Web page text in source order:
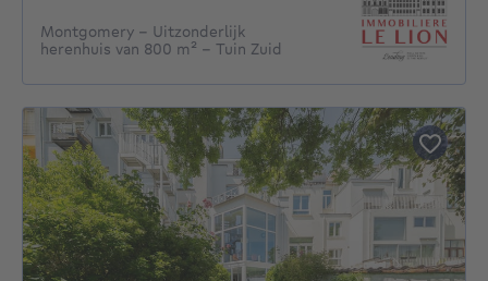
Montgomery - Uitzonderlijk
herenhuis van 800 m² - Tuin Zuid